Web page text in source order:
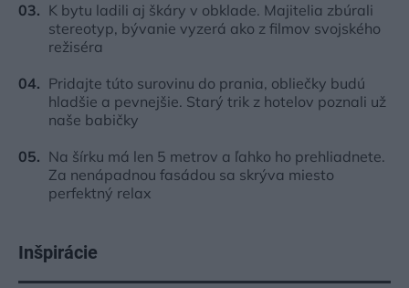
K bytu ladili aj škáry v obklade. Majitelia zbúrali
stereotyp, bývanie vyzerá ako z filmov svojského
režiséra
Pridajte túto surovinu do prania, obliečky budú
hladšie a pevnejšie. Starý trik z hotelov poznali už
naše babičky
Na šírku má len 5 metrov a ľahko ho prehliadnete.
Za nenápadnou fasádou sa skrýva miesto
perfektný relax
Inšpirácie